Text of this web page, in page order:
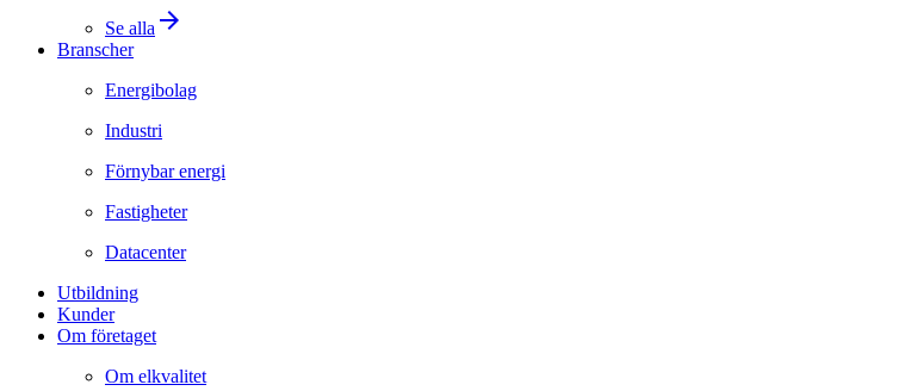
Se alla arrow_forward
Branscher
Energibolag
Industri
Förnybar energi
Fastigheter
Datacenter
Utbildning
Kunder
Om företaget
Om elkvalitet